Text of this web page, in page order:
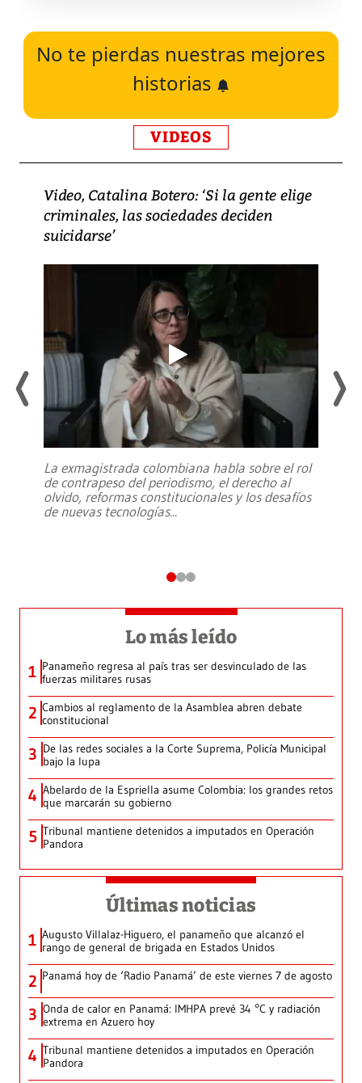
No te pierdas nuestras mejores
historias
VIDEOS
Video, Catalina Botero: ‘Si la gente elige
criminales, las sociedades deciden
suicidarse’
La exmagistrada colombiana habla sobre el rol
de contrapeso del periodismo, el derecho al
olvido, reformas constitucionales y los desafíos
de nuevas tecnologías...
Lo más leído
1 Panameño regresa al país tras ser desvinculado de las
fuerzas militares rusas
2 Cambios al reglamento de la Asamblea abren debate
constitucional
3 De las redes sociales a la Corte Suprema, Policía Municipal
bajo la lupa
4 Abelardo de la Espriella asume Colombia: los grandes retos
que marcarán su gobierno
5 Tribunal mantiene detenidos a imputados en Operación
Pandora
Últimas noticias
1 Augusto Villalaz-Higuero, el panameño que alcanzó el
rango de general de brigada en Estados Unidos
2 Panamá hoy de ‘Radio Panamá’ de este viernes 7 de agosto
3 Onda de calor en Panamá: IMHPA prevé 34 °C y radiación
extrema en Azuero hoy
4 Tribunal mantiene detenidos a imputados en Operación
Pandora